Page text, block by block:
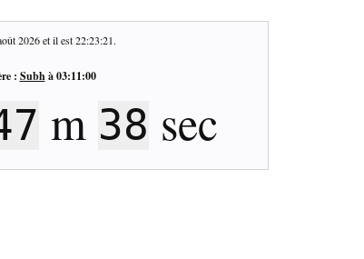
2026et il est22:23:22.
: Subhà03:11:00
m 37 sec